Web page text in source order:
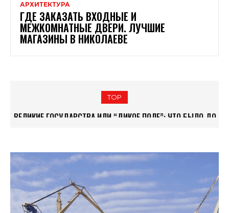
АРХИТЕКТУРА
ГДЕ ЗАКАЗАТЬ ВХОДНЫЕ И
МЕЖКОМНАТНЫЕ ДВЕРИ. ЛУЧШИЕ
МАГАЗИНЫ В НИКОЛАЕВЕ
TOP
ВЕЛИКИЕ ГОСУДАРСТВА ИЛИ “ДИКОЕ ПОЛЕ”: ЧТО БЫЛО ДО
ТОП САМЫХ КРАСИВЫХ ДОМОВ В НИКОЛАЕВЕ